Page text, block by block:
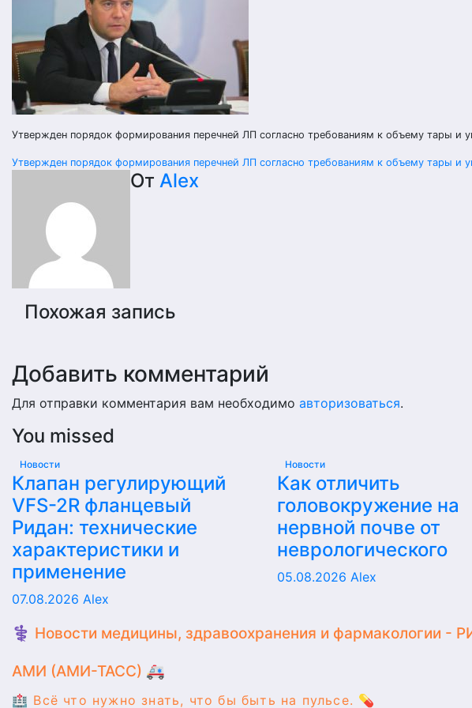
Утвержден порядок формирования перечней ЛП согласно требованиям к объему тары и
Навигация
записям
Утвержден порядок формирования перечней ЛП согласно требованиям к объему тары и
От Alex
Похожая запись
Добавить комментарий
Для отправки комментария вам необходимо авторизоваться.
You missed
Новости
Клапан регулирующий
VFS-2R фланцевый
Ридан: технические
характеристики и
применение
07.08.2026 Alex
Новости
Как отличить
головокружение на
нервной почве от
неврологического
05.08.2026 Alex
⚕️ Новости медицины, здравоохранения и фармакологии -
АМИ (АМИ-ТАСС) 🚑
🏥 Всё что нужно знать, что бы быть на пульсе. 💊